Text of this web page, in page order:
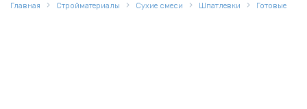
Главная Стройматериалы Сухие смеси Шпатлевки Готовые